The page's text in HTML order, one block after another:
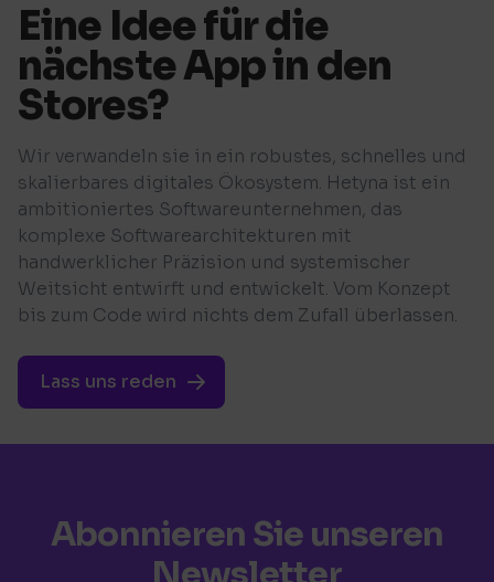
Eine Idee für die
nächste App in den
Stores?
Wir verwandeln sie in ein robustes, schnelles und
skalierbares digitales Ökosystem. Hetyna ist ein
ambitioniertes Softwareunternehmen, das
komplexe Softwarearchitekturen mit
handwerklicher Präzision und systemischer
Weitsicht entwirft und entwickelt. Vom Konzept
bis zum Code wird nichts dem Zufall überlassen.
Lass uns reden
Abonnieren Sie unseren